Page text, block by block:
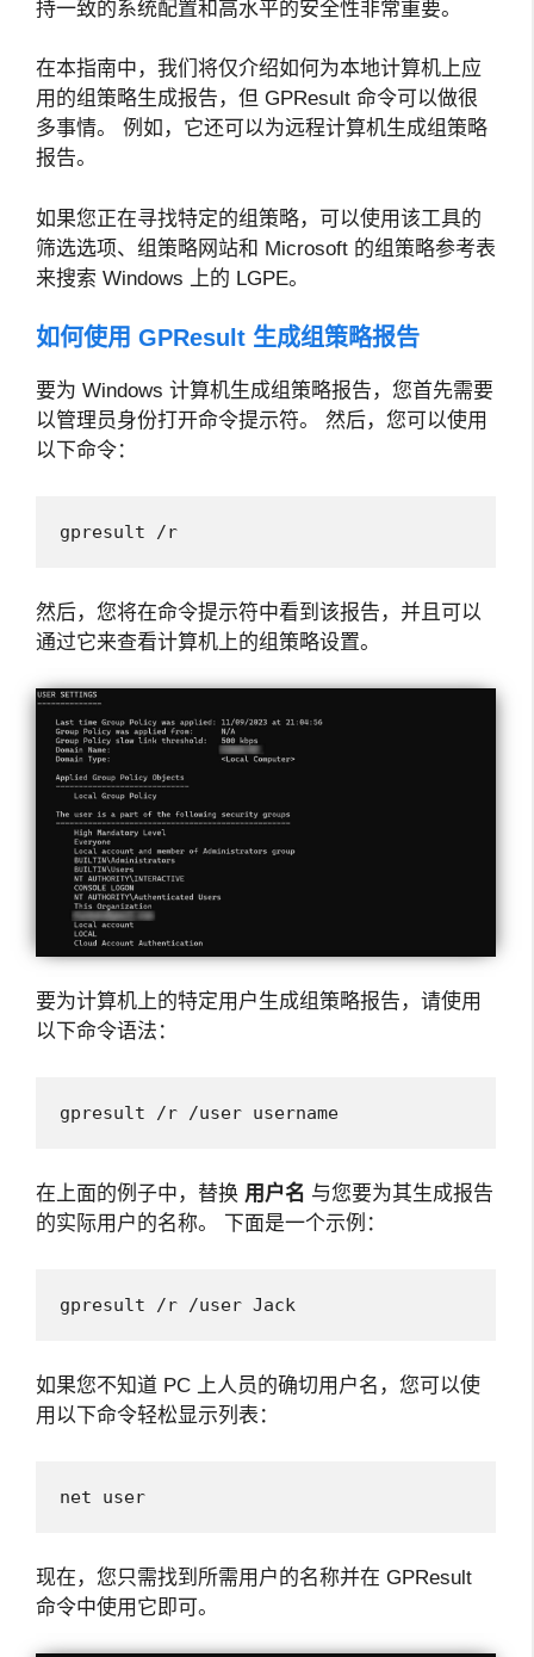
持一致的系统配置和高水平的安全性非常重要。
在本指南中，我们将仅介绍如何为本地计算机上应
用的组策略生成报告，但 GPResult 命令可以做很
多事情。 例如，它还可以为远程计算机生成组策略
报告。
如果您正在寻找特定的组策略，可以使用该工具的
筛选选项、组策略网站和 Microsoft 的组策略参考表
来搜索 Windows 上的 LGPE。
如何使用 GPResult 生成组策略报告
要为 Windows 计算机生成组策略报告，您首先需要
以管理员身份打开命令提示符。 然后，您可以使用
以下命令：
gpresult /r
然后，您将在命令提示符中看到该报告，并且可以
通过它来查看计算机上的组策略设置。
要为计算机上的特定用户生成组策略报告，请使用
以下命令语法：
gpresult /r /user username
在上面的例子中，替换 用户名 与您要为其生成报告
的实际用户的名称。 下面是一个示例：
gpresult /r /user Jack
如果您不知道 PC 上人员的确切用户名，您可以使
用以下命令轻松显示列表：
net user
现在，您只需找到所需用户的名称并在 GPResult
命令中使用它即可。